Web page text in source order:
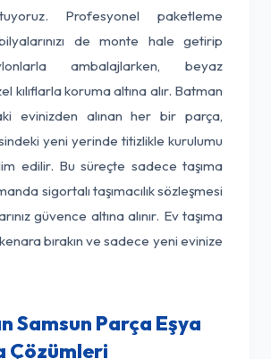
Profesyonel paketleme
de monte hale getirip
ambalajlarken, beyaz
kılıflarla koruma altına alır. Batman
evinizden alınan her bir parça,
yeni yerinde titizlikle kurulumu
edilir. Bu süreçte sadece taşıma
sigortalı taşımacılık sözleşmesi
güvence altına alınır. Ev taşıma
bırakın ve sadece yeni evinize
Samsun Parça Eşya
Çözümleri